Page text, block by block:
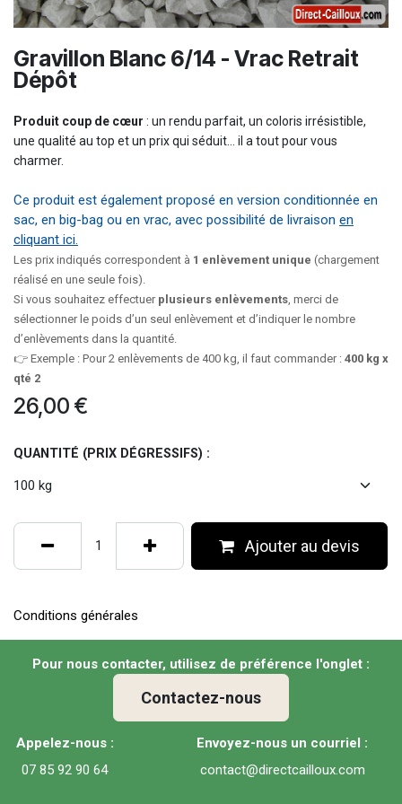
Gravillon Blanc 6/14 - Vrac Retrait
Dépôt
Produit coup de cœur : un rendu parfait, un coloris irrésistible,
une qualité au top et un prix qui séduit… il a tout pour vous
charmer.
Ce produit est également proposé en version conditionnée en
sac, en big-bag ou en vrac, avec possibilité de livraison en
cliquant ici.
Les prix indiqués correspondent à 1 enlèvement unique (chargement
réalisé en une seule fois).
Si vous souhaitez effectuer plusieurs enlèvements , merci de
sélectionner le poids d’un seul enlèvement et d’indiquer le nombre
d’enlèvements dans la quantité.
👉 Exemple : Pour 2 enlèvements de 400 kg, il faut commander : 400 kg x
qté 2
26,00 €
QUANTITÉ (PRIX DÉGRESSIFS) :
Ajouter au devis
Conditions générales
Pour nous contacter, utilisez de préférence l'onglet :
Contactez-nous
Appelez-nous :
07 85 92 90 64
Envoyez-nous un courriel :
contact@directcailloux.com